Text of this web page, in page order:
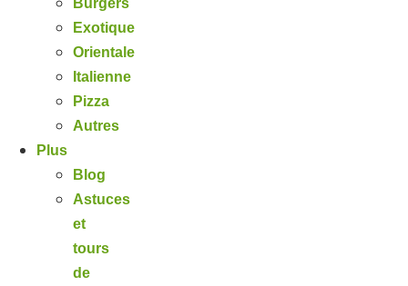
Burgers
Exotique
Orientale
Italienne
Pizza
Autres
Plus
Blog
Astuces
et
tours
de